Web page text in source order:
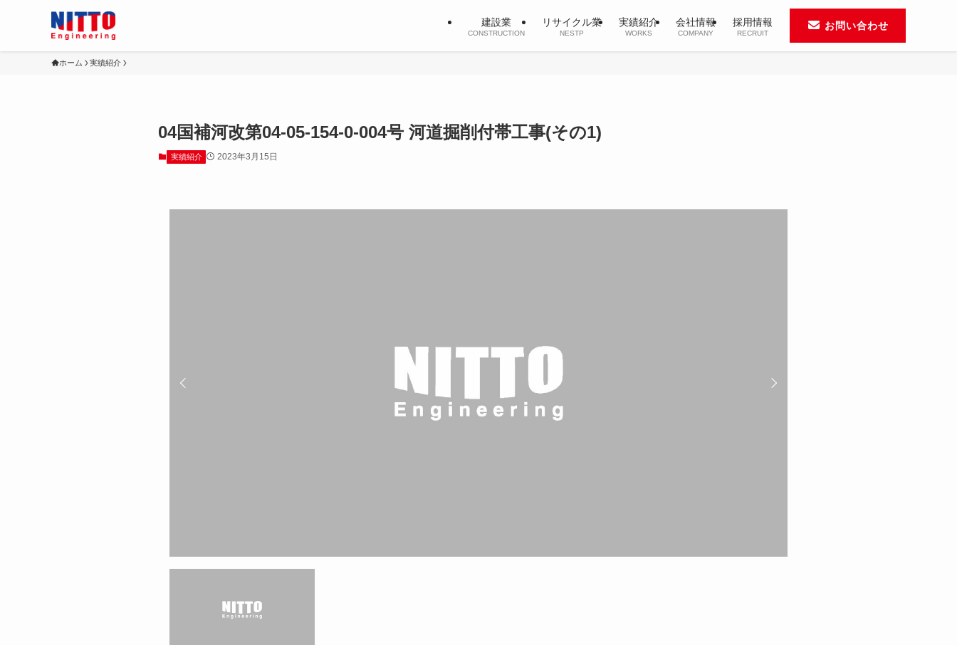
建設業
CONSTRUCTION
リサイクル業
NESTP
実績紹介
WORKS
会社情報
COMPANY
採用情報
RECRUIT
お問い合わせ
ホーム 実績紹介
04国補河改第04-05-154-0-004号 河道掘削付帯工事(その1)
実績紹介 2023年3月15日